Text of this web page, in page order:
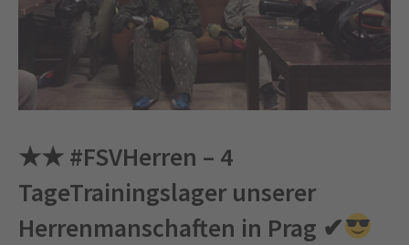
★★ #FSVHerren – 4
TageTrainingslager unserer
Herrenmanschaften in Prag ✔